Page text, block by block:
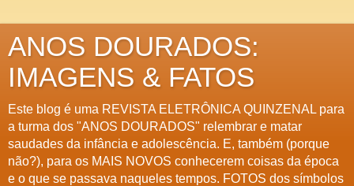
ANOS DOURADOS:
IMAGENS & FATOS
Este blog é uma REVISTA ELETRÔNICA QUINZENAL para
a turma dos "ANOS DOURADOS" relembrar e matar
saudades da infância e adolescência. E, também (porque
não?), para os MAIS NOVOS conhecerem coisas da época
e o que se passava naqueles tempos. FOTOS dos símbolos